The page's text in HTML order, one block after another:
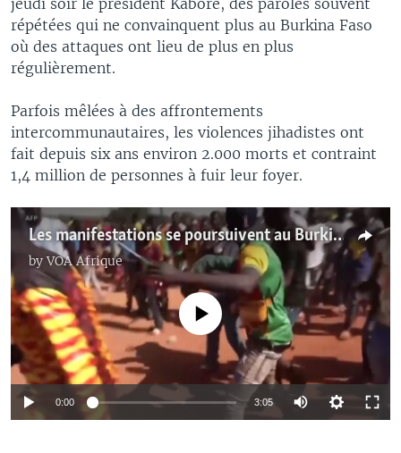
répétées qui ne convainquent plus au Burkina Faso
où des attaques ont lieu de plus en plus
régulièrement.
Parfois mêlées à des affrontements
intercommunautaires, les violences jihadistes ont
fait depuis six ans environ 2.000 morts et contraint
1,4 million de personnes à fuir leur foyer.
Les manifestations se poursuivent au Burkina
byVOA Afrique
No media source currently available
0:00 3:05